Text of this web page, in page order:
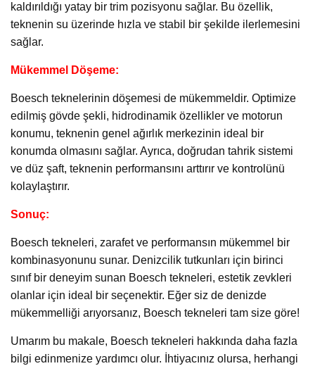
kaldırıldığı yatay bir trim pozisyonu sağlar. Bu özellik,
teknenin su üzerinde hızla ve stabil bir şekilde ilerlemesini
sağlar.
Mükemmel Döşeme:
Boesch teknelerinin döşemesi de mükemmeldir. Optimize
edilmiş gövde şekli, hidrodinamik özellikler ve motorun
konumu, teknenin genel ağırlık merkezinin ideal bir
konumda olmasını sağlar. Ayrıca, doğrudan tahrik sistemi
ve düz şaft, teknenin performansını arttırır ve kontrolünü
kolaylaştırır.
Sonuç:
Boesch tekneleri, zarafet ve performansın mükemmel bir
kombinasyonunu sunar. Denizcilik tutkunları için birinci
sınıf bir deneyim sunan Boesch tekneleri, estetik zevkleri
olanlar için ideal bir seçenektir. Eğer siz de denizde
mükemmelliği arıyorsanız, Boesch tekneleri tam size göre!
Umarım bu makale, Boesch tekneleri hakkında daha fazla
bilgi edinmenize yardımcı olur. İhtiyacınız olursa, herhangi